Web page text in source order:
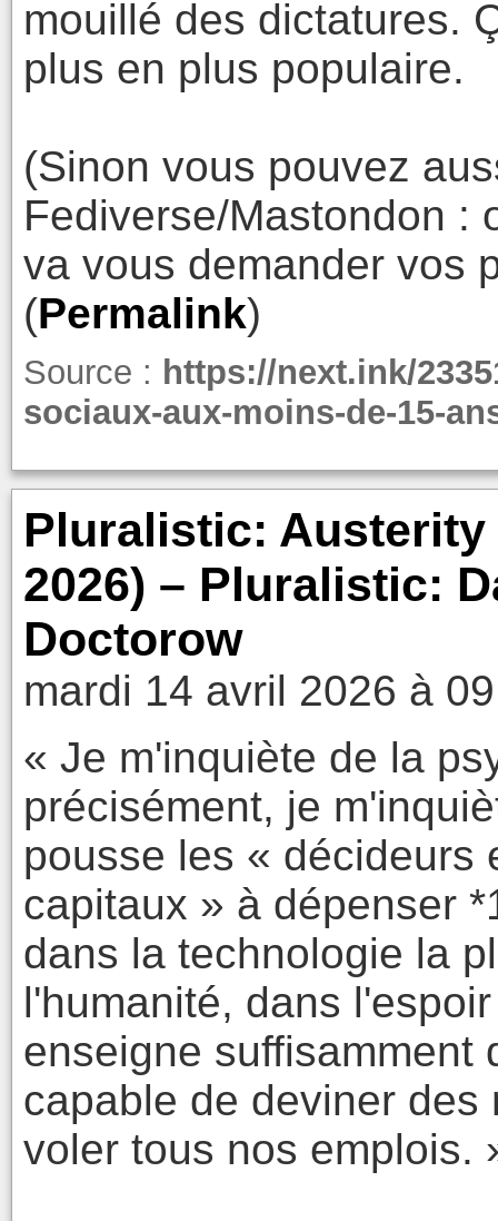
mouillé des dictatures.
plus en plus populaire.
(Sinon vous pouvez
Fediverse/Mastondon :
va vous demander vos
(Permalink)
Source : https://next.ink/
sociaux-aux-moins-de-15-
Pluralistic: Austerity
2026) – Pluralistic:
Doctorow
mardi 14 avril 2026 à
« Je m'inquiète de la
précisément, je
pousse les « décideurs
capitaux » à dépenser
dans la technologie la
l'humanité, dans
enseigne suffisamment
capable de deviner
voler tous nos emplois.